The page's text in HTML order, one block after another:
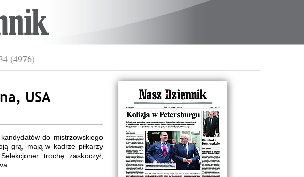
(4976)
USA
do mistrzowskiego
grą, mają w kadrze piłkarzy
trochę zaskoczył,